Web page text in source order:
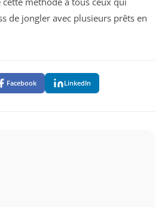
de jongler avec plusieurs prêts en
Facebook LinkedIn